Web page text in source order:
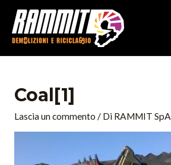
contenuto
Coal[1]
Lascia un commento / Di RAMMIT SpA